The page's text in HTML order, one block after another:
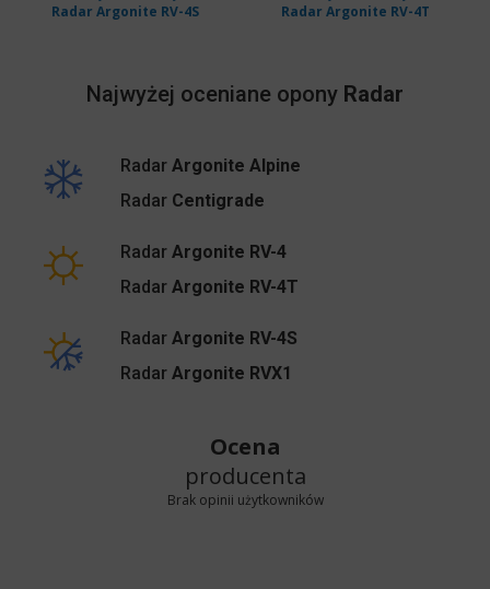
Radar Argonite RV-4S
Radar Argonite RV-4T
Najwyżej oceniane opony Radar
Radar Argonite Alpine
Radar Centigrade
Radar Argonite RV-4
Radar Argonite RV-4T
Radar Argonite RV-4S
Radar Argonite RVX1
Ocena
producenta
Brak opinii użytkowników